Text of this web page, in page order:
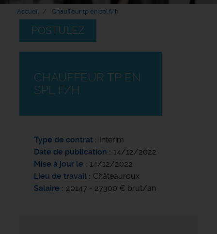
Accueil Chauffeur tp en spl f/h
POSTULEZ
CHAUFFEUR TP EN
SPL F/H
Type de contrat
Intérim
Date de publication
14/12/2022
Mise à jour le
14/12/2022
Lieu de travail
Châteauroux
Salaire
20147 - 27300 € brut/an